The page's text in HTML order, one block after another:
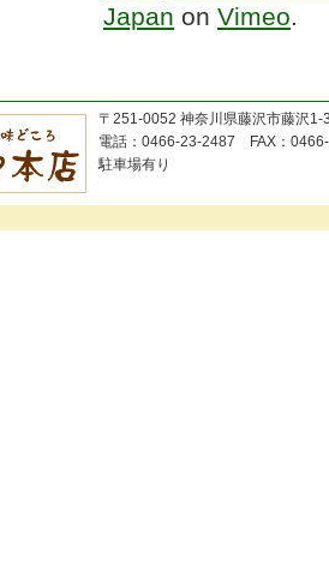
Japan on Vimeo.
〒251-0052 神奈川県藤沢市藤沢
電話：0466-23-2487 FAX：
駐車場有り